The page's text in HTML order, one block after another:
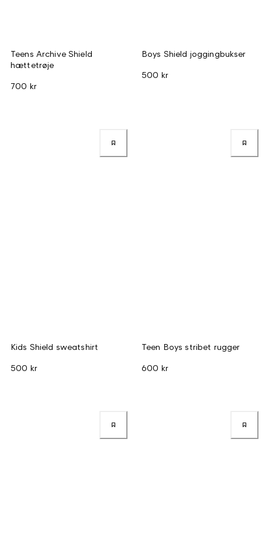
Teens Archive Shield
hættetrøje
700 kr
Boys Shield joggingbukser
500 kr
Kids Shield sweatshirt
500 kr
Teen Boys stribet rugger
600 kr